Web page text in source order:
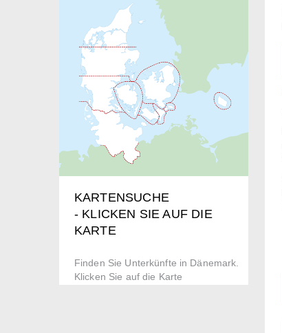
KARTENSUCHE
- KLICKEN SIE AUF DIE
KARTE
Finden Sie Unterkünfte in Dänemark.
Klicken Sie auf die Karte